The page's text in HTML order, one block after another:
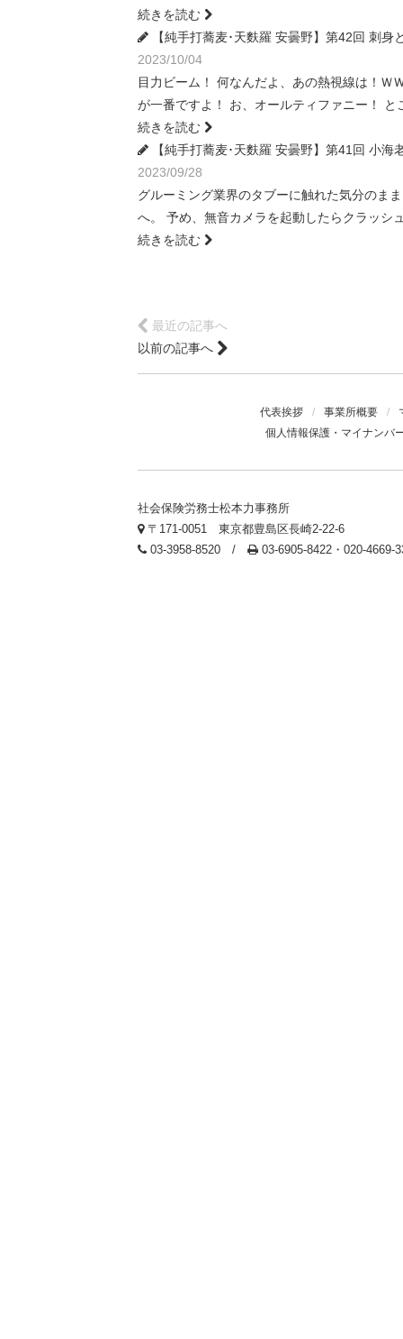
続きを読む
【純手打蕎麦･天麩羅 安曇野】第42回 刺
2023/10/04
目力ビーム！ 何なんだよ、あの熱視線は！Ｗ
が一番ですよ！ お、オールティファニー！
続きを読む
【純手打蕎麦･天麩羅 安曇野】第41回 小
2023/09/28
グルーミング業界のタブーに触れた気分のま
へ。 予め、無音カメラを起動したらクラッ
続きを読む
最近の記事へ
以前の記事へ
代表挨拶 / 事業所概要 /
個人情報保護・マイナンバ
社会保険労務士松本力事務所
〒171-0051 東京都豊島区長崎2-22-6
03-3958-8520 /
03-6905-8422・020-4669-